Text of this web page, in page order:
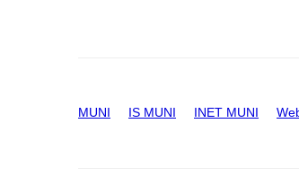
MUNI IS MUNI INET MUNI